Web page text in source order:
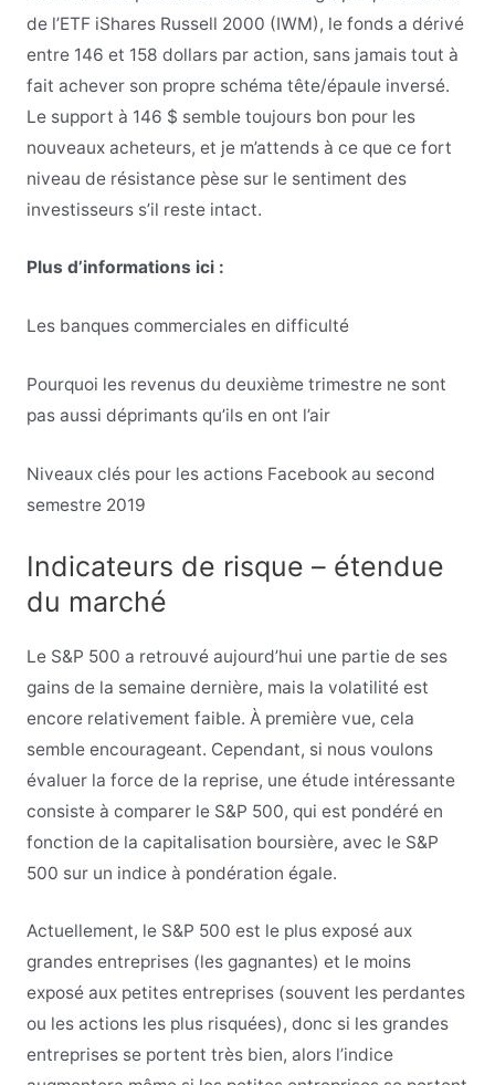
de l’ETF iShares Russell 2000 (IWM), le fonds a dérivé
entre 146 et 158 dollars par action, sans jamais tout à
fait achever son propre schéma tête/épaule inversé.
Le support à 146 $ semble toujours bon pour les
nouveaux acheteurs, et je m’attends à ce que ce fort
niveau de résistance pèse sur le sentiment des
investisseurs s’il reste intact.
Plus d’informations ici :
Les banques commerciales en difficulté
Pourquoi les revenus du deuxième trimestre ne sont
pas aussi déprimants qu’ils en ont l’air
Niveaux clés pour les actions Facebook au second
semestre 2019
Indicateurs de risque – étendue
du marché
Le S&P 500 a retrouvé aujourd’hui une partie de ses
gains de la semaine dernière, mais la volatilité est
encore relativement faible. À première vue, cela
semble encourageant. Cependant, si nous voulons
évaluer la force de la reprise, une étude intéressante
consiste à comparer le S&P 500, qui est pondéré en
fonction de la capitalisation boursière, avec le S&P
500 sur un indice à pondération égale.
Actuellement, le S&P 500 est le plus exposé aux
grandes entreprises (les gagnantes) et le moins
exposé aux petites entreprises (souvent les perdantes
ou les actions les plus risquées), donc si les grandes
entreprises se portent très bien, alors l’indice